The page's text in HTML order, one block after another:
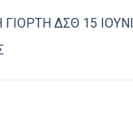
ΔΣΘ 15